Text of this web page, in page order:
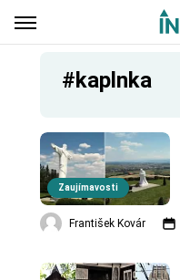
#kaplnka
Zaujímavosti
František Kovár